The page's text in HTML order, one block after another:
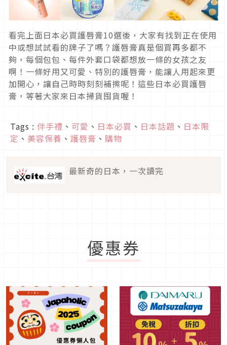
看完上面日本必買護唇膏10選後，大家有找到正在使用
中或想試試看的牌子了嗎？護唇膏真是個買再多都不
夠，每個包包、每件外套口袋都想放一條的女孩之友
啊！一條好用又可愛、特別的護唇膏，能讓人用起來更
加開心，讓自己時時刻刻補擦呢！這些日本必買護唇
膏，等著大家來日本掃貨囤貨喔！
Tags : 伴手禮 、 可愛 、 日本必買 、 日本話題 、 日本限
定 、 美容保養 、 護唇膏 、 購物
最新奇的日本，一次讀完
優惠券